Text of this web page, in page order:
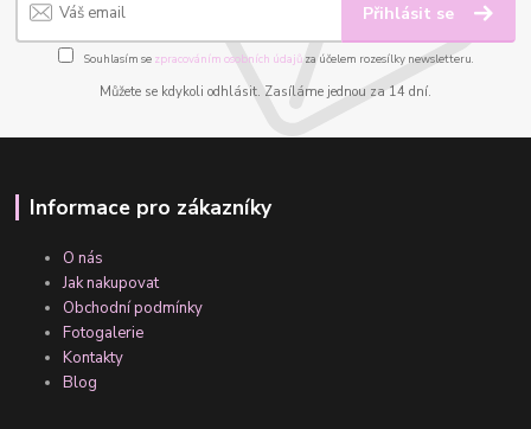
Přihlásit se
Souhlasím se zpracováním osobních údajůza účelem rozesílky newsletteru.
Můžete se kdykoli odhlásit. Zasíláme jednou za 14 dní.
Informace pro zákazníky
O nás
Jak nakupovat
Obchodní podmínky
Fotogalerie
Kontakty
Blog